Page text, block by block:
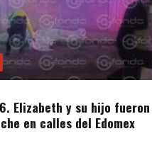
Elizabeth y su hijo fueron
en calles del Edomex